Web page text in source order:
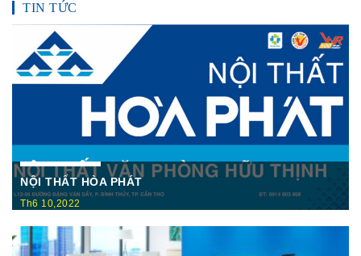
TIN TỨC
NỘI THẤT HÒA PHÁT
Th6 10,2022
Nội Thất Hòa Phátt Cần Thơ Là nơi trưng bày và cung cấp
các sản phẩm như: Bàn văn phòng, ghế xoay văn phòng, tủ hồ